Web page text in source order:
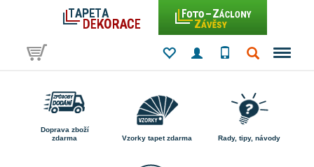
Doprava zboží
zdarma
Vzorky tapet zdarma Rady, tipy, návody